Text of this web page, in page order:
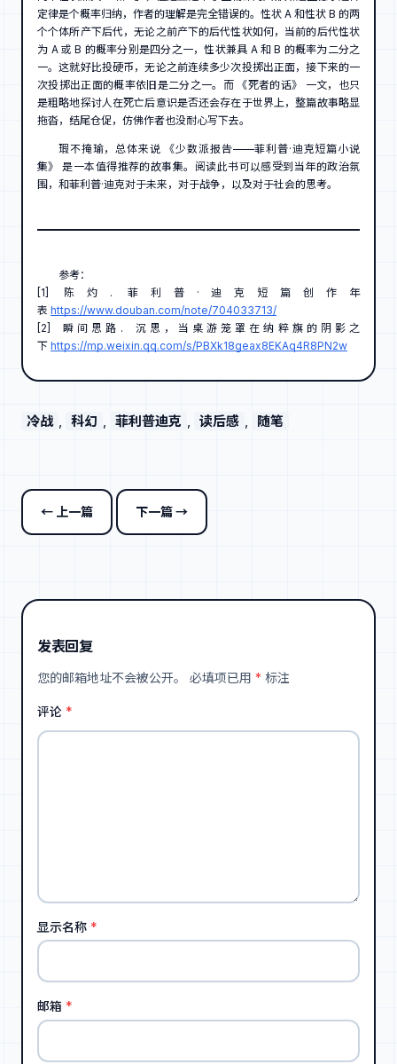
定律是个概率归纳，作者的理解是完全错误的。性状 A 和性状 B 的两
个个体所产下后代，无论之前产下的后代性状如何，当前的后代性状
为 A 或 B 的概率分别是四分之一，性状兼具 A 和 B 的概率为二分之
一。这就好比投硬币，无论之前连续多少次投掷出正面，接下来的一
次投掷出正面的概率依旧是二分之一。而 《死者的话》 一文，也只
是粗略地探讨人在死亡后意识是否还会存在于世界上，整篇故事略显
拖沓，结尾仓促，仿佛作者也没耐心写下去。
瑕不掩瑜，总体来说 《少数派报告——菲利普·迪克短篇小说
集》 是一本值得推荐的故事集。阅读此书可以感受到当年的政治氛
围，和菲利普·迪克对于未来，对于战争，以及对于社会的思考。
参考：
[1] 陈灼. 菲利普·迪克短篇创作年
表 https://www.douban.com/note/704033713/
[2] 瞬间思路. 沉思，当桌游笼罩在纳粹旗的阴影之
下 https://mp.weixin.qq.com/s/PBXk18geax8EKAq4R8PN2w
冷战 , 科幻 , 菲利普迪克 , 读后感 , 随笔
← 上一篇 下一篇 →
发表回复
您的邮箱地址不会被公开。 必填项已用 * 标注
评论 *
显示名称 *
邮箱 *